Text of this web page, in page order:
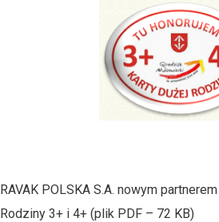
RAVAK POLSKA S.A. nowym
Rodziny 3+ i 4+ (plik PDF – 72 KB)